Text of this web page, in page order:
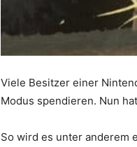
Viele Besitzer einer
Modus spendieren. Nun
So wird es unter anderem